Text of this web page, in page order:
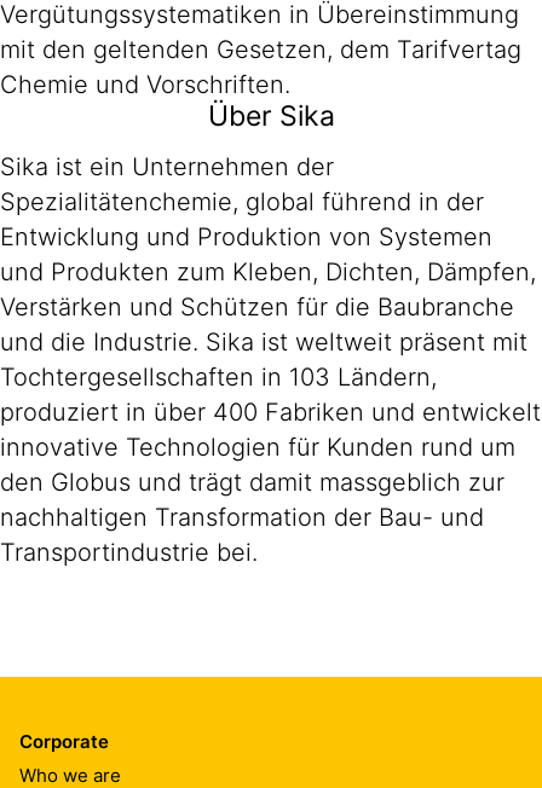
Vergütungssystematiken in Übereinstimmung
mit den geltenden Gesetzen, dem Tarifvertag
Chemie und Vorschriften.
Über Sika
Sika ist ein Unternehmen der
Spezialitätenchemie, global führend in der
Entwicklung und Produktion von Systemen
und Produkten zum Kleben, Dichten, Dämpfen,
Verstärken und Schützen für die Baubranche
und die Industrie. Sika ist weltweit präsent mit
Tochtergesellschaften in 103 Ländern,
produziert in über 400 Fabriken und entwickelt
innovative Technologien für Kunden rund um
den Globus und trägt damit massgeblich zur
nachhaltigen Transformation der Bau- und
Transportindustrie bei.
Corporate
Who we are